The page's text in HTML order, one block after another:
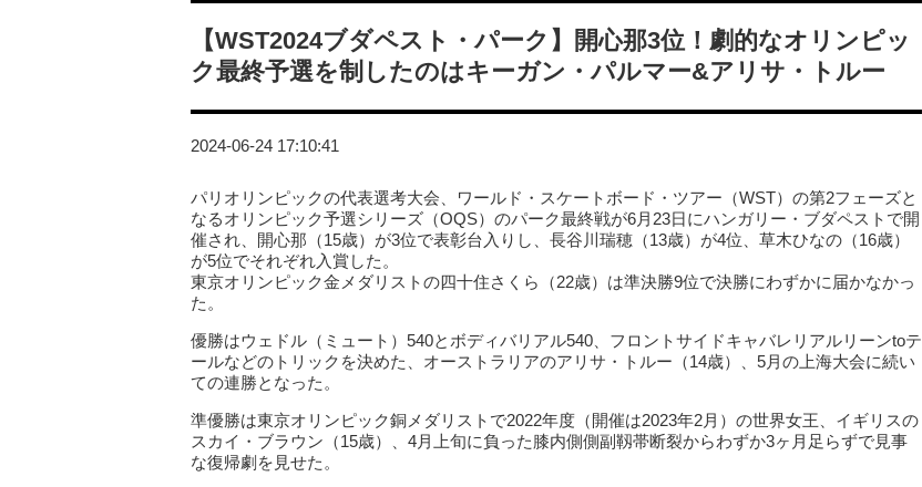
【WST2024ブダペスト・パーク】開心那3位！劇的なオリンピッ
ク最終予選を制したのはキーガン・パルマー&アリサ・トルー
2024-06-24 17:10:41
パリオリンピックの代表選考大会、ワールド・スケートボード・ツアー（WST）の第2フェーズと
なるオリンピック予選シリーズ（OQS）のパーク最終戦が6月23日にハンガリー・ブダペストで開
催され、開心那（15歳）が3位で表彰台入りし、長谷川瑞穂（13歳）が4位、草木ひなの（16歳）
が5位でそれぞれ入賞した。
東京オリンピック金メダリストの四十住さくら（22歳）は準決勝9位で決勝にわずかに届かなかっ
た。
優勝はウェドル（ミュート）540とボディバリアル540、フロントサイドキャバレリアルリーンtoテ
ールなどのトリックを決めた、オーストラリアのアリサ・トルー（14歳）、5月の上海大会に続い
ての連勝となった。
準優勝は東京オリンピック銅メダリストで2022年度（開催は2023年2月）の世界女王、イギリスの
スカイ・ブラウン（15歳）、4月上旬に負った膝内側側副靱帯断裂からわずか3ヶ月足らずで見事
な復帰劇を見せた。